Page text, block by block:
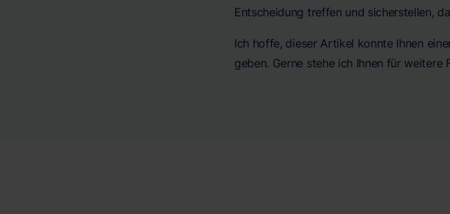
Entscheidung treffen und sicherstellen,
Ich hoffe, dieser Artikel konnte Ihnen
geben. Gerne stehe ich Ihnen für weitere